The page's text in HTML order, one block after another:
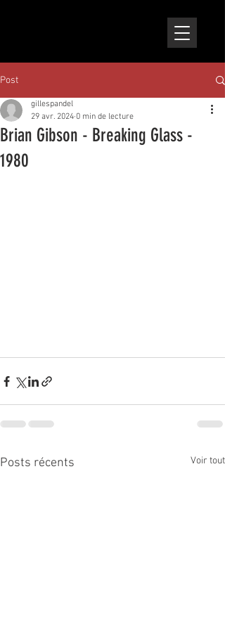
Post
Brian Gibson - Breaking Glass -
1980
gillespandel
29 avr. 2024 0 min de lecture
Posts récents Voir tout